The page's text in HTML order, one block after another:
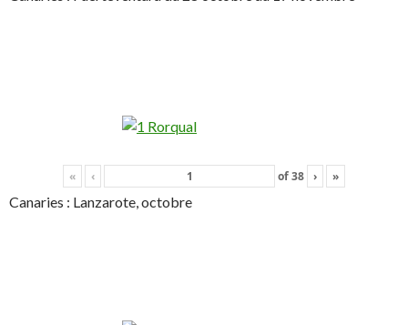
« ‹ of38 › »
Canaries : Lanzarote, octobre